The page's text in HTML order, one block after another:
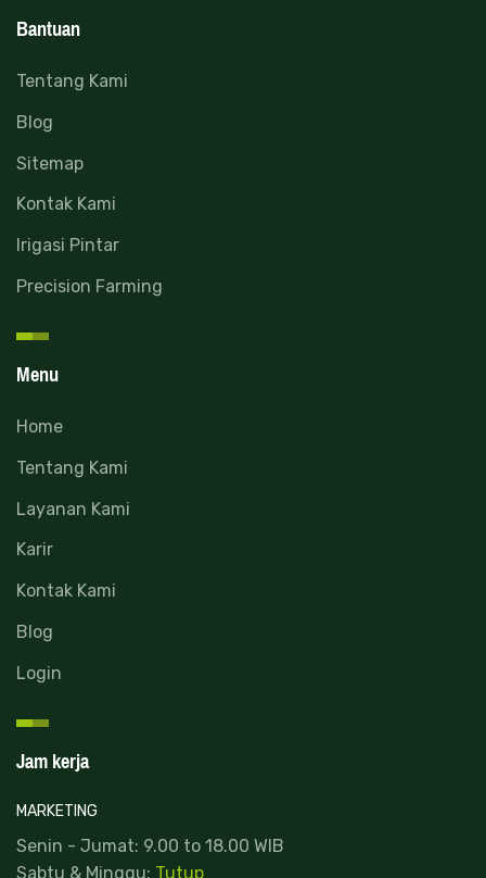
Bantuan
Tentang Kami
Blog
Sitemap
Kontak Kami
Irigasi Pintar
Precision Farming
Menu
Home
Tentang Kami
Layanan Kami
Karir
Kontak Kami
Blog
Login
Jam kerja
MARKETING
Senin - Jumat: 9.00 to 18.00 WIB
Sabtu & Minggu: Tutup